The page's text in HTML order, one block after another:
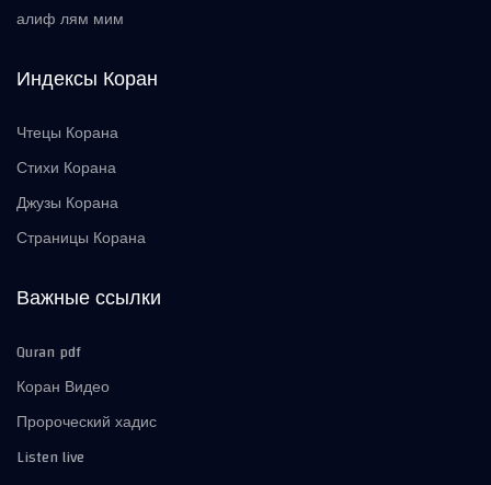
алиф лям мим
Индексы Коран
Чтецы Корана
Стихи Корана
Джузы Корана
Страницы Корана
Важные ссылки
Quran pdf
Коран Видео
Пророческий хадис
Listen live